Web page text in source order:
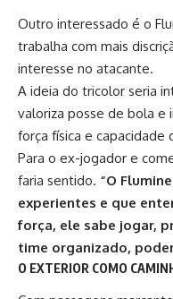
Outro interessado é o
trabalha com mais
interesse no atacante.
A ideia do tricolor seria
valoriza posse de bola e
força física e capacidade
Para o ex-jogador e
faria sentido. “O
experientes e que
força, ele sabe jogar,
time organizado,
O EXTERIOR COMO